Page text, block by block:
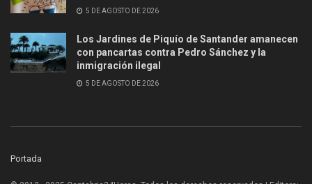
5 DE AGOSTO DE 2026
Los Jardines de Piquío de Santander amanecen
con pancartas contra Pedro Sánchez y la
inmigración ilegal
5 DE AGOSTO DE 2026
Portada